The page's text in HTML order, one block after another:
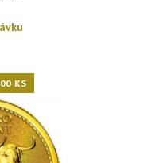
KS